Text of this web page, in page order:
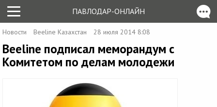
ПАВЛОДАР-ОНЛАЙН
Новости Beeline Казахстан 28 июля 2014 8:08
Beeline подписал меморандум с
Комитетом по делам молодежи